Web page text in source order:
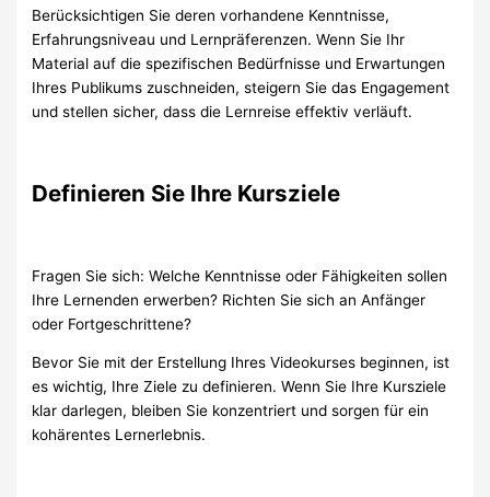
Berücksichtigen Sie deren vorhandene Kenntnisse,
Erfahrungsniveau und Lernpräferenzen. Wenn Sie Ihr
Material auf die spezifischen Bedürfnisse und Erwartungen
Ihres Publikums zuschneiden, steigern Sie das Engagement
und stellen sicher, dass die Lernreise effektiv verläuft.
Definieren Sie Ihre Kursziele
Fragen Sie sich: Welche Kenntnisse oder Fähigkeiten sollen
Ihre Lernenden erwerben? Richten Sie sich an Anfänger
oder Fortgeschrittene?
Bevor Sie mit der Erstellung Ihres Videokurses beginnen, ist
es wichtig, Ihre Ziele zu definieren. Wenn Sie Ihre Kursziele
klar darlegen, bleiben Sie konzentriert und sorgen für ein
kohärentes Lernerlebnis.